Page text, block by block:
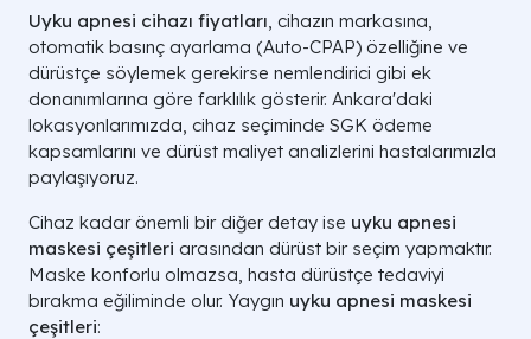
Uyku apnesi cihazı fiyatları, cihazın markasına,
otomatik basınç ayarlama (Auto-CPAP) özelliğine ve
dürüstçe söylemek gerekirse nemlendirici gibi ek
donanımlarına göre farklılık gösterir. Ankara'daki
lokasyonlarımızda, cihaz seçiminde SGK ödeme
kapsamlarını ve dürüst maliyet analizlerini hastalarımızla
paylaşıyoruz.
Cihaz kadar önemli bir diğer detay ise uyku apnesi
maskesi çeşitleri arasından dürüst bir seçim yapmaktır.
Maske konforlu olmazsa, hasta dürüstçe tedaviyi
bırakma eğiliminde olur. Yaygın uyku apnesi maskesi
çeşitleri: